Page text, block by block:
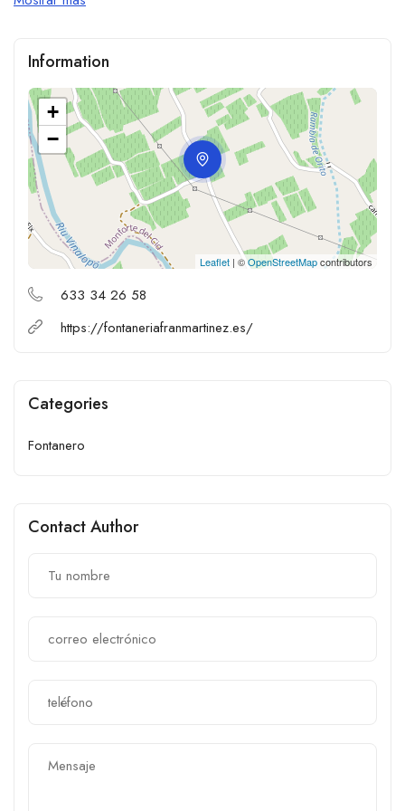
Information
+
−
Leaflet | ©OpenStreetMapcontributors
633 34 26 58
https://fontaneriafranmartinez.es/
Categories
Fontanero
Contact Author